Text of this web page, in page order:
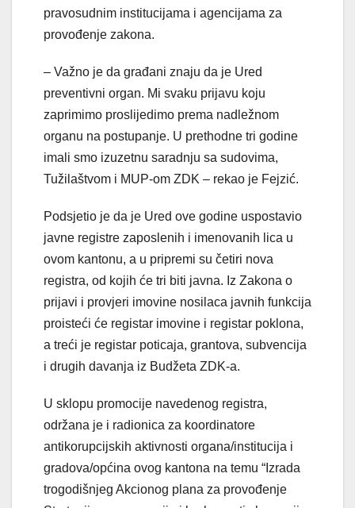
pravosudnim institucijama i agencijama za
provođenje zakona.
– Važno je da građani znaju da je Ured
preventivni organ. Mi svaku prijavu koju
zaprimimo proslijedimo prema nadležnom
organu na postupanje. U prethodne tri godine
imali smo izuzetnu saradnju sa sudovima,
Tužilaštvom i MUP-om ZDK – rekao je Fejzić.
Podsjetio je da je Ured ove godine uspostavio
javne registre zaposlenih i imenovanih lica u
ovom kantonu, a u pripremi su četiri nova
registra, od kojih će tri biti javna. Iz Zakona o
prijavi i provjeri imovine nosilaca javnih funkcija
proisteći će registar imovine i registar poklona,
a treći je registar poticaja, grantova, subvencija
i drugih davanja iz Budžeta ZDK-a.
U sklopu promocije navedenog registra,
održana je i radionica za koordinatore
antikorupcijskih aktivnosti organa/institucija i
gradova/općina ovog kantona na temu “Izrada
trogodišnjeg Akcionog plana za provođenje